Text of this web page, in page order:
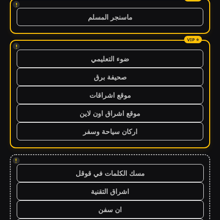
!
ماسنجر المسلم
!
ضوء التعليمي
صحيفة برق
موقع اشراقات
موقع اشراق اون لاين
اركان سياحة وسفر
!
مسك الكلمات في قوقل
اشراق التقنية
ان سفن